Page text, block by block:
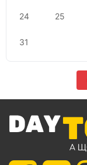
24 25
31